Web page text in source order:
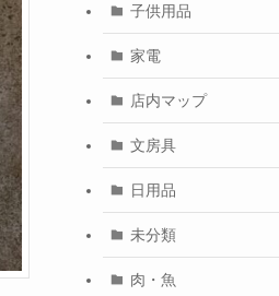
子供用品
家電
店内マップ
文房具
日用品
未分類
肉・魚